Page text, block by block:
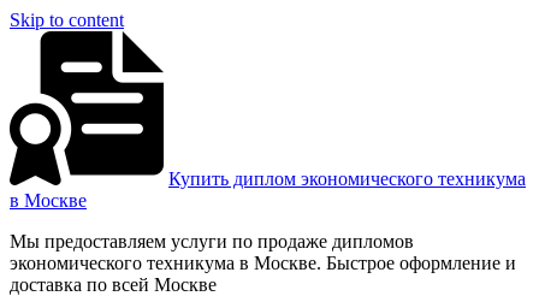
Skip to content
Купить диплом экономического техникума
в Москве
Мы предоставляем услуги по продаже дипломов
экономического техникума в Москве. Быстрое оформление и
доставка по всей Москве